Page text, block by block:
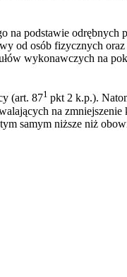
podstawie odrębnych
od osób fizycznych
wykonawczych na
(art. 871 pkt 2 k.p.).
na
samym niższe niż